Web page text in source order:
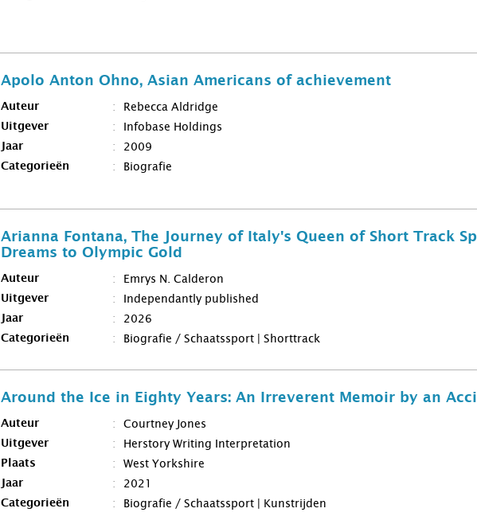
Apolo Anton Ohno, Asian Americans of achievement
Auteur Rebecca Aldridge
Uitgever Infobase Holdings
Jaar 2009
Categorieën Biografie
Arianna Fontana, The Journey of Italy's Queen of Short Track
Dreams to Olympic Gold
Auteur Emrys N. Calderon
Uitgever Independantly published
Jaar 2026
Categorieën Biografie / Schaatssport | Shorttrack
Around the Ice in Eighty Years: An Irreverent Memoir by an
Auteur Courtney Jones
Uitgever Herstory Writing Interpretation
Plaats West Yorkshire
Jaar 2021
Categorieën Biografie / Schaatssport | Kunstrijden